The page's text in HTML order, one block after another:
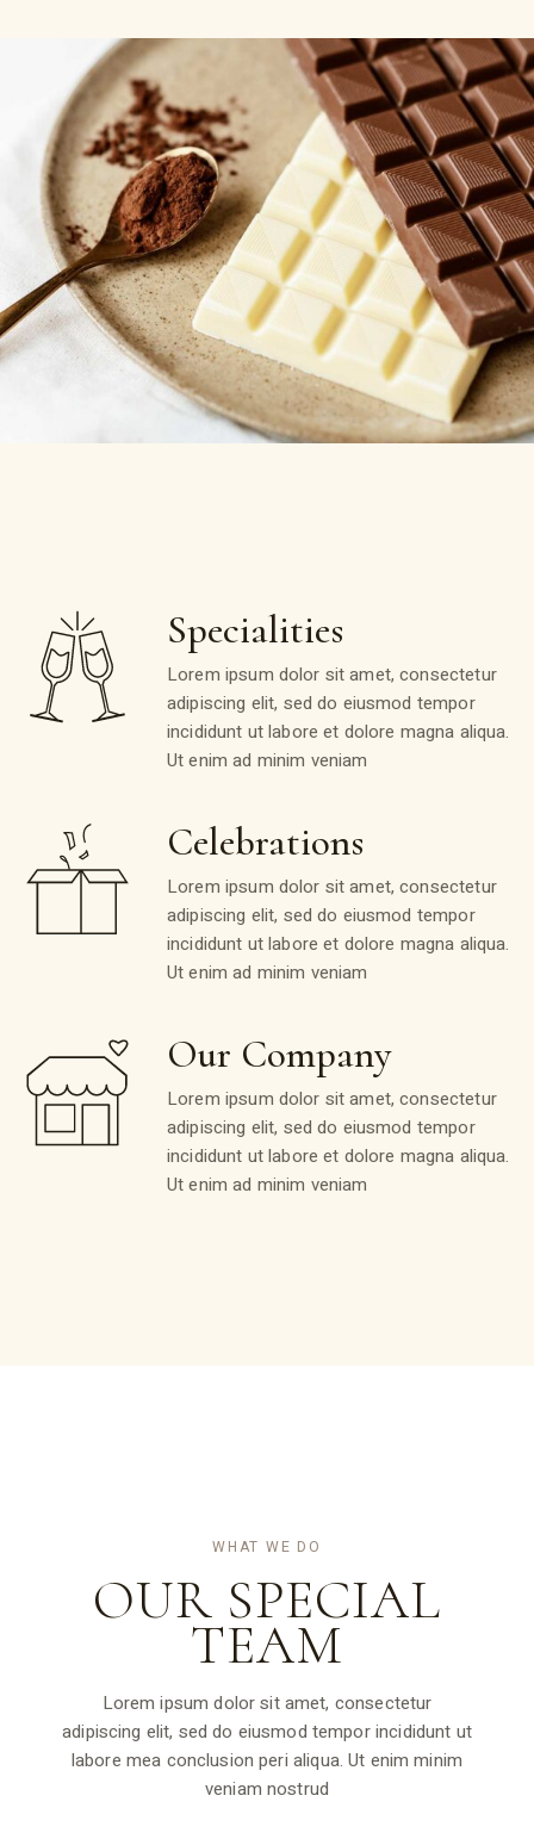
Specialities
Lorem ipsum dolor sit amet, consectetur
adipiscing elit, sed do eiusmod tempor
incididunt ut labore et dolore magna aliqua.
Ut enim ad minim veniam
Celebrations
Lorem ipsum dolor sit amet, consectetur
adipiscing elit, sed do eiusmod tempor
incididunt ut labore et dolore magna aliqua.
Ut enim ad minim veniam
Our Company
Lorem ipsum dolor sit amet, consectetur
adipiscing elit, sed do eiusmod tempor
incididunt ut labore et dolore magna aliqua.
Ut enim ad minim veniam
WHAT WE DO
OUR SPECIAL
TEAM
Lorem ipsum dolor sit amet, consectetur
adipiscing elit, sed do eiusmod tempor incididunt ut
labore mea conclusion peri aliqua. Ut enim minim
veniam nostrud